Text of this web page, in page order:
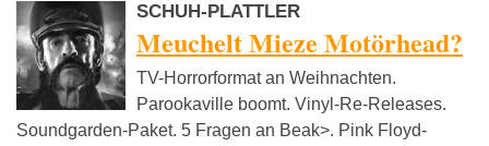
The XX Dis Fig Nine Inch
SCHUH-PLATTLER
Meuchelt Mieze Motörhead?
TV-Horrorformat an Weihnachten.
Parookaville boomt. Vinyl-Re-Releases.
Soundgarden-Paket. 5 Fragen an Beak>. Pink Floyd-